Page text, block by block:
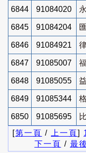
6844 91084020
6845 91084204
6846 91084921
6847 91085007
6848 91085055
6849 91085344
6850 91085695
[第一頁 / 上一頁]
下一頁 / 最